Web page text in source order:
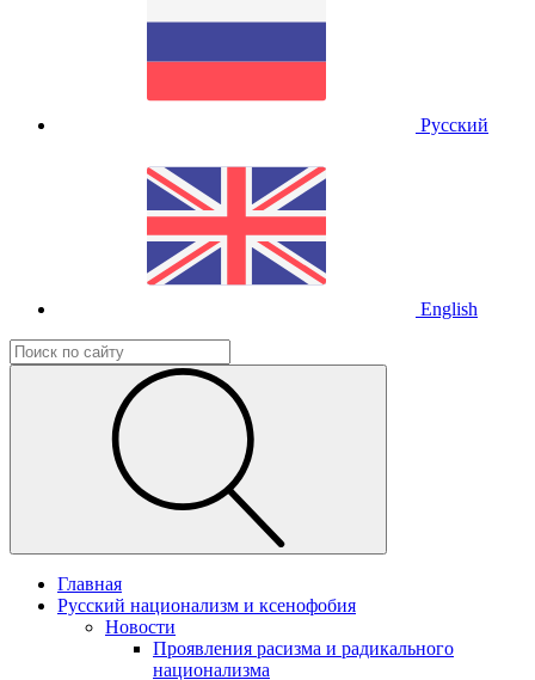
Русский
English
Главная
Русский национализм и ксенофобия
Новости
Проявления расизма и радикального
национализма